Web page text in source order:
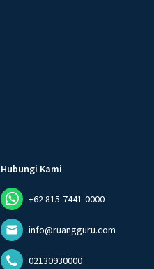
Hubungi Kami
+62 815-7441-0000
info@ruangguru.com
02130930000